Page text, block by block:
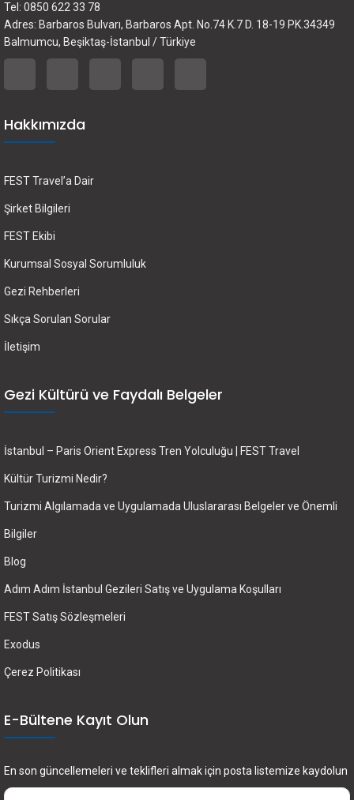
Tel: 0850 622 33 78
Adres: Barbaros Bulvarı, Barbaros Apt. No.74 K.7 D. 18-19 PK.34349
Balmumcu, Beşiktaş-İstanbul / Türkiye
Hakkımızda
FEST Travel’a Dair
Şirket Bilgileri
FEST Ekibi
Kurumsal Sosyal Sorumluluk
Gezi Rehberleri
Sıkça Sorulan Sorular
İletişim
Gezi Kültürü ve Faydalı Belgeler
İstanbul – Paris Orient Express Tren Yolculuğu | FEST Travel
Kültür Turizmi Nedir?
Turizmi Algılamada ve Uygulamada Uluslararası Belgeler ve Önemli
Bilgiler
Blog
Adım Adım İstanbul Gezileri Satış ve Uygulama Koşulları
FEST Satış Sözleşmeleri
Exodus
Çerez Politikası
E-Bültene Kayıt Olun
En son güncellemeleri ve teklifleri almak için posta listemize kaydolun